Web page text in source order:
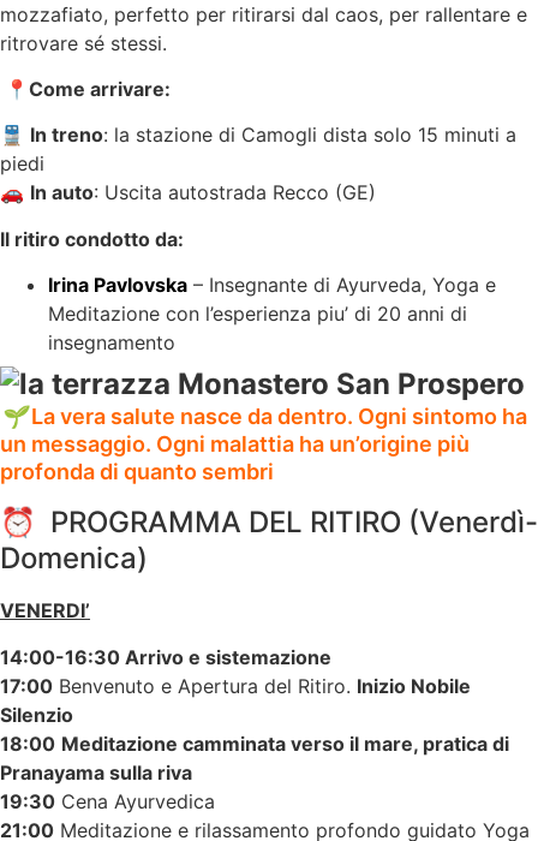
mozzafiato, perfetto per ritirarsi dal caos, per rallentare e
ritrovare sé stessi.
📍Come arrivare:
🚆 In treno: la stazione di Camogli dista solo 15 minuti a
piedi
🚗 In auto: Uscita autostrada Recco (GE)
Il ritiro condotto da:
Irina Pavlovska – Insegnante di Ayurveda, Yoga e
Meditazione con l’esperienza piu’ di 20 anni di
insegnamento
🌱La vera salute nasce da dentro. Ogni sintomo ha
un messaggio. Ogni malattia ha un’origine più
profonda di quanto sembri
⏰ PROGRAMMA DEL RITIRO (Venerdì-
Domenica)
VENERDI’
14:00-16:30 Arrivo e sistemazione
17:00 Benvenuto e Apertura del Ritiro. Inizio Nobile
Silenzio
18:00 Meditazione camminata verso il mare, pratica di
Pranayama sulla riva
19:30 Cena Ayurvedica
21:00 Meditazione e rilassamento profondo guidato Yoga